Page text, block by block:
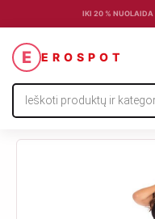
IKI 20 % NUOLAIDA
E EROSPOT
Products
search